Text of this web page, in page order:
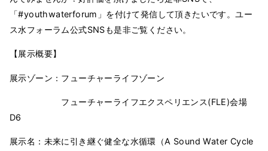
「#youthwaterforum」を付けて発信して頂きたいです。ユー
ス水フォーラム公式SNSも是非ご覧ください。
【展示概要】
展示ゾーン：フューチャーライフゾーン
フューチャーライフエクスペリエンス(FLE)会場
D6
展示名：未来に引き継ぐ健全な水循環（A Sound Water Cycle